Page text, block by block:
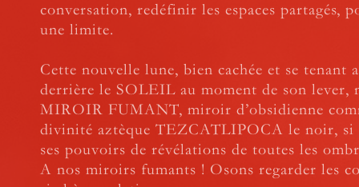
conversation, redéfinir les espaces partagés,
une limite.
Cette nouvelle lune, bien cachée et se tenant
derrière le SOLEIL au moment de son lever,
MIROIR FUMANT, miroir d’obsidienne
divinité aztèque TEZCATLIPOCA le noir, si
ses pouvoirs de révélations de toutes les
A nos miroirs fumants ! Osons regarder les